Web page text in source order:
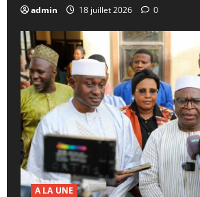
admin 18 juillet 2026 0
A LA UNE